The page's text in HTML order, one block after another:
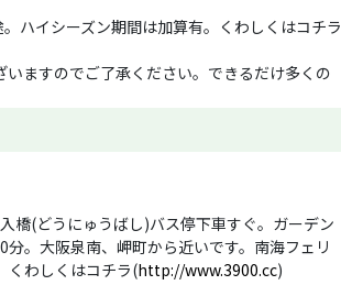
ハイシーズン期間は加算有。くわしくはコチラ
ますのでご了承ください。できるだけ多くの
の確認時、お断りさせていただく場合がござい
す。お手数ですが重要なことなので、ご確認の
橋(どうにゅうばし)バス停下車すぐ。ガーデン
。大阪泉南、岬町から近いです。南海フェリ
くわしくはコチラ(http://www.3900.cc)